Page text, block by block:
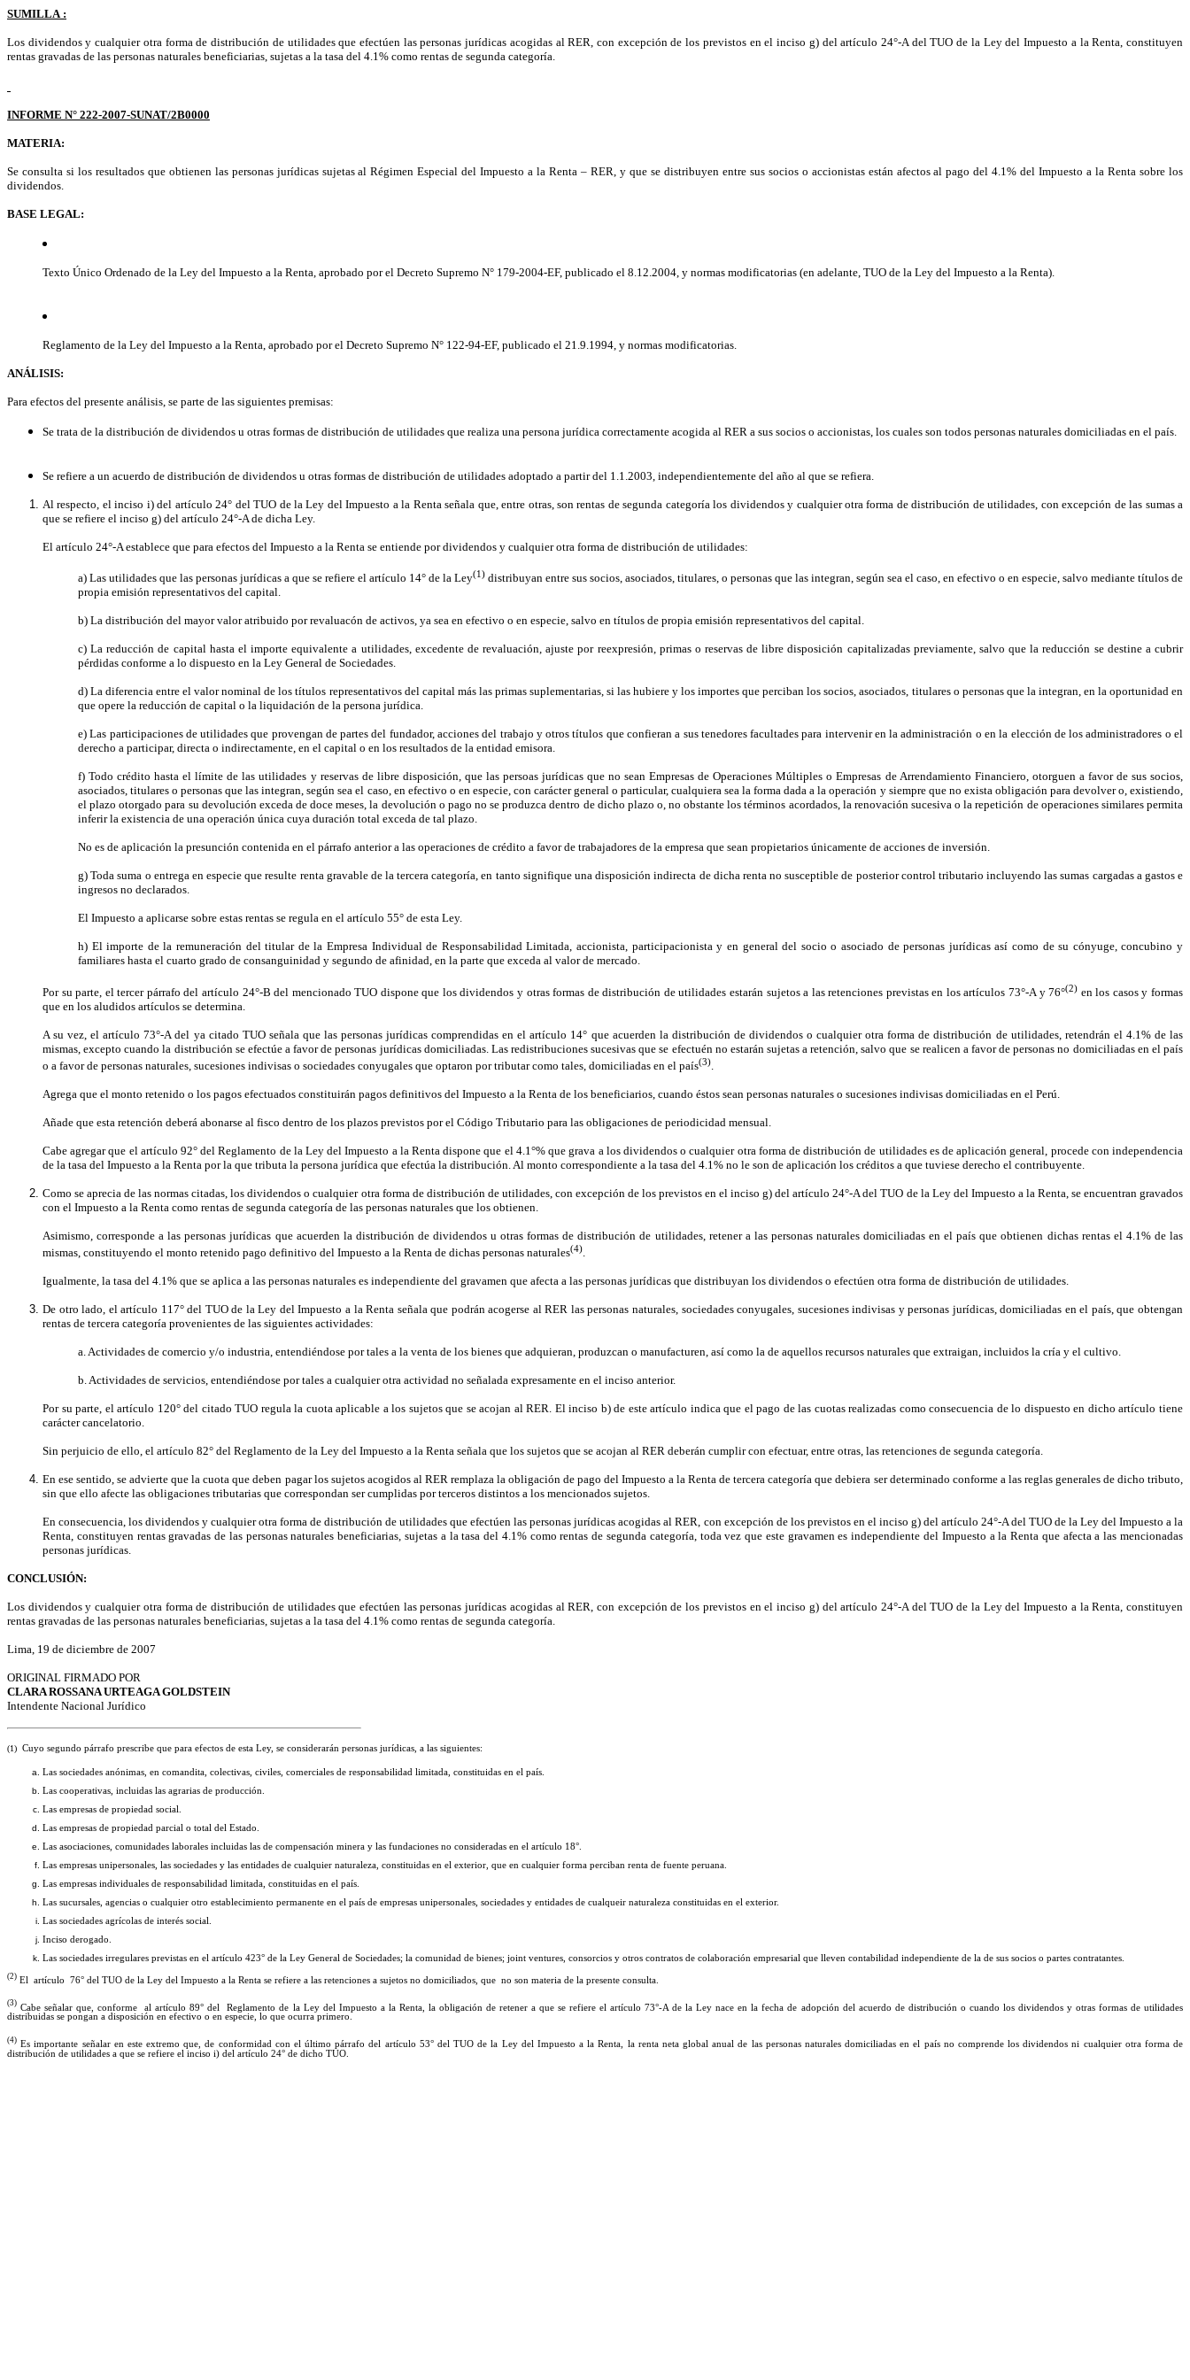
SUMILLA :
Los dividendos y cualquier otra forma de distribución de utilidades que efectúen las personas jurídicas acogidas al RER, con excepción de los previstos en el inciso g) del artículo 24°-A del TUO de la Ley del Impuesto a la Renta, constituyen
rentas gravadas de las personas naturales beneficiarias, sujetas a la tasa del 4.1% como rentas de segunda categoría.
INFORME N° 222-2007-SUNAT/2B0000
MATERIA:
Se consulta si los resultados que obtienen las personas jurídicas sujetas al Régimen Especial del Impuesto a la Renta – RER, y que se distribuyen entre sus socios o accionistas están afectos al pago del 4.1% del Impuesto a la Renta sobre los
dividendos.
BASE LEGAL:
Texto Único Ordenado de la Ley del Impuesto a la Renta, aprobado por el Decreto Supremo N° 179-2004-EF, publicado el 8.12.2004, y normas modificatorias (en adelante, TUO de la Ley del Impuesto a la Renta).
Reglamento de la Ley del Impuesto a la Renta, aprobado por el Decreto Supremo N° 122-94-EF, publicado el 21.9.1994, y normas modificatorias.
ANÁLISIS:
Para efectos del presente análisis, se parte de las siguientes premisas:
Se trata de la distribución de dividendos u otras formas de distribución de utilidades que realiza una persona jurídica correctamente acogida al RER a sus socios o accionistas, los cuales son todos personas naturales domiciliadas en el país.
Se refiere a un acuerdo de distribución de dividendos u otras formas de distribución de utilidades adoptado a partir del 1.1.2003, independientemente del año al que se refiera.
Al respecto, el inciso i) del artículo 24° del TUO de la Ley del Impuesto a la Renta señala que, entre otras, son rentas de segunda categoría los dividendos y cualquier otra forma de distribución de utilidades, con excepción de las sumas a
que se refiere el inciso g) del artículo 24°-A de dicha Ley.
El artículo 24°-A establece que para efectos del Impuesto a la Renta se entiende por dividendos y cualquier otra forma de distribución de utilidades:
a) Las utilidades que las personas jurídicas a que se refiere el artículo 14° de la Ley(1) distribuyan entre sus socios, asociados, titulares, o personas que las integran, según sea el caso, en efectivo o en especie, salvo mediante títulos de
propia emisión representativos del capital.
b) La distribución del mayor valor atribuido por revaluacón de activos, ya sea en efectivo o en especie, salvo en títulos de propia emisión representativos del capital.
c) La reducción de capital hasta el importe equivalente a utilidades, excedente de revaluación, ajuste por reexpresión, primas o reservas de libre disposición capitalizadas previamente, salvo que la reducción se destine a cubrir
pérdidas conforme a lo dispuesto en la Ley General de Sociedades.
d) La diferencia entre el valor nominal de los títulos representativos del capital más las primas suplementarias, si las hubiere y los importes que perciban los socios, asociados, titulares o personas que la integran, en la oportunidad en
que opere la reducción de capital o la liquidación de la persona jurídica.
e) Las participaciones de utilidades que provengan de partes del fundador, acciones del trabajo y otros títulos que confieran a sus tenedores facultades para intervenir en la administración o en la elección de los administradores o el
derecho a participar, directa o indirectamente, en el capital o en los resultados de la entidad emisora.
f) Todo crédito hasta el límite de las utilidades y reservas de libre disposición, que las persoas jurídicas que no sean Empresas de Operaciones Múltiples o Empresas de Arrendamiento Financiero, otorguen a favor de sus socios,
asociados, titulares o personas que las integran, según sea el caso, en efectivo o en especie, con carácter general o particular, cualquiera sea la forma dada a la operación y siempre que no exista obligación para devolver o, existiendo,
el plazo otorgado para su devolución exceda de doce meses, la devolución o pago no se produzca dentro de dicho plazo o, no obstante los términos acordados, la renovación sucesiva o la repetición de operaciones similares permita
inferir la existencia de una operación única cuya duración total exceda de tal plazo.
No es de aplicación la presunción contenida en el párrafo anterior a las operaciones de crédito a favor de trabajadores de la empresa que sean propietarios únicamente de acciones de inversión.
g) Toda suma o entrega en especie que resulte renta gravable de la tercera categoría, en tanto signifique una disposición indirecta de dicha renta no susceptible de posterior control tributario incluyendo las sumas cargadas a gastos e
ingresos no declarados.
El Impuesto a aplicarse sobre estas rentas se regula en el artículo 55° de esta Ley.
h) El importe de la remuneración del titular de la Empresa Individual de Responsabilidad Limitada, accionista, participacionista y en general del socio o asociado de personas jurídicas así como de su cónyuge, concubino y
familiares hasta el cuarto grado de consanguinidad y segundo de afinidad, en la parte que exceda al valor de mercado.
Por su parte, el tercer párrafo del artículo 24°-B del mencionado TUO dispone que los dividendos y otras formas de distribución de utilidades estarán sujetos a las retenciones previstas en los artículos 73°-A y 76°(2) en los casos y formas
que en los aludidos artículos se determina.
A su vez, el artículo 73°-A del ya citado TUO señala que las personas jurídicas comprendidas en el artículo 14° que acuerden la distribución de dividendos o cualquier otra forma de distribución de utilidades, retendrán el 4.1% de las
mismas, excepto cuando la distribución se efectúe a favor de personas jurídicas domiciliadas. Las redistribuciones sucesivas que se efectuén no estarán sujetas a retención, salvo que se realicen a favor de personas no domiciliadas en el país
o a favor de personas naturales, sucesiones indivisas o sociedades conyugales que optaron por tributar como tales, domiciliadas en el país(3)
Agrega que el monto retenido o los pagos efectuados constituirán pagos definitivos del Impuesto a la Renta de los beneficiarios, cuando éstos sean personas naturales o sucesiones indivisas domiciliadas en el Perú.
Añade que esta retención deberá abonarse al fisco dentro de los plazos previstos por el Código Tributario para las obligaciones de periodicidad mensual.
Cabe agregar que el artículo 92° del Reglamento de la Ley del Impuesto a la Renta dispone que el 4.1°% que grava a los dividendos o cualquier otra forma de distribución de utilidades es de aplicación general, procede con independencia
de la tasa del Impuesto a la Renta por la que tributa la persona jurídica que efectúa la distribución. Al monto correspondiente a la tasa del 4.1% no le son de aplicación los créditos a que tuviese derecho el contribuyente.
Como se aprecia de las normas citadas, los dividendos o cualquier otra forma de distribución de utilidades, con excepción de los previstos en el inciso g) del artículo 24°-A del TUO de la Ley del Impuesto a la Renta, se encuentran gravados
con el Impuesto a la Renta como rentas de segunda categoría de las personas naturales que los obtienen.
Asimismo, corresponde a las personas jurídicas que acuerden la distribución de dividendos u otras formas de distribución de utilidades, retener a las personas naturales domiciliadas en el país que obtienen dichas rentas el 4.1% de las
mismas, constituyendo el monto retenido pago definitivo del Impuesto a la Renta de dichas personas naturales(4).
Igualmente, la tasa del 4.1% que se aplica a las personas naturales es independiente del gravamen que afecta a las personas jurídicas que distribuyan los dividendos o efectúen otra forma de distribución de utilidades.
De otro lado, el artículo 117° del TUO de la Ley del Impuesto a la Renta señala que podrán acogerse al RER las personas naturales, sociedades conyugales, sucesiones indivisas y personas jurídicas, domiciliadas en el país, que obtengan
rentas de tercera categoría provenientes de las siguientes actividades:
a. Actividades de comercio y/o industria, entendiéndose por tales a la venta de los bienes que adquieran, produzcan o manufacturen, así como la de aquellos recursos naturales que extraigan, incluidos la cría y el cultivo.
b. Actividades de servicios, entendiéndose por tales a cualquier otra actividad no señalada expresamente en el inciso anterior.
Por su parte, el artículo 120° del citado TUO regula la cuota aplicable a los sujetos que se acojan al RER. El inciso b) de este artículo indica que el pago de las cuotas realizadas como consecuencia de lo dispuesto en dicho artículo tiene
carácter cancelatorio.
Sin perjuicio de ello, el artículo 82° del Reglamento de la Ley del Impuesto a la Renta señala que los sujetos que se acojan al RER deberán cumplir con efectuar, entre otras, las retenciones de segunda categoría.
En ese sentido, se advierte que la cuota que deben pagar los sujetos acogidos al RER remplaza la obligación de pago del Impuesto a la Renta de tercera categoría que debiera ser determinado conforme a las reglas generales de dicho tributo,
sin que ello afecte las obligaciones tributarias que correspondan ser cumplidas por terceros distintos a los mencionados sujetos.
En consecuencia, los dividendos y cualquier otra forma de distribución de utilidades que efectúen las personas jurídicas acogidas al RER, con excepción de los previstos en el inciso g) del artículo 24°-A del TUO de la Ley del Impuesto a la
Renta, constituyen rentas gravadas de las personas naturales beneficiarias, sujetas a la tasa del 4.1% como rentas de segunda categoría, toda vez que este gravamen es independiente del Impuesto a la Renta que afecta a las mencionadas
personas jurídicas.
CONCLUSIÓN:
Los dividendos y cualquier otra forma de distribución de utilidades que efectúen las personas jurídicas acogidas al RER, con excepción de los previstos en el inciso g) del artículo 24°-A del TUO de la Ley del Impuesto a la Renta, constituyen
rentas gravadas de las personas naturales beneficiarias, sujetas a la tasa del 4.1% como rentas de segunda categoría.
Lima, 19 de diciembre de 2007
ORIGINAL FIRMADO POR
CLARA ROSSANA URTEAGA GOLDSTEIN
Intendente Nacional Jurídico
(1) Cuyo segundo párrafo prescribe que para efectos de esta Ley, se considerarán personas jurídicas, a las siguientes:
Las sociedades anónimas, en comandita, colectivas, civiles, comerciales de responsabilidad limitada, constituidas en el país.
Las cooperativas, incluidas las agrarias de producción.
Las empresas de propiedad social.
Las empresas de propiedad parcial o total del Estado.
Las asociaciones, comunidades laborales incluidas las de compensación minera y las fundaciones no consideradas en el artículo 18°.
Las empresas unipersonales, las sociedades y las entidades de cualquier naturaleza, constituidas en el exterior, que en cualquier forma perciban renta de fuente peruana.
Las empresas individuales de responsabilidad limitada, constituidas en el país.
Las sucursales, agencias o cualquier otro establecimiento permanente en el país de empresas unipersonales, sociedades y entidades de cualqueir naturaleza constituidas en el exterior.
Las sociedades agrícolas de interés social.
Inciso derogado.
Las sociedades irregulares previstas en el artículo 423° de la Ley General de Sociedades; la comunidad de bienes; joint ventures, consorcios y otros contratos de colaboración empresarial que lleven contabilidad independiente de la de sus socios o partes contratantes.
(2) El artículo 76° del TUO de la Ley del Impuesto a la Renta se refiere a las retenciones a sujetos no domiciliados, que no son materia de la presente consulta.
(3) Cabe señalar que, conforme al artículo 89° del Reglamento de la Ley del Impuesto a la Renta, la obligación de retener a que se refiere el artículo 73°-A de la Ley nace en la fecha de adopción del acuerdo de distribución o cuando los dividendos y otras formas de utilidades
distribuidas se pongan a disposición en efectivo o en especie, lo que ocurra primero.
(4) Es importante señalar en este extremo que, de conformidad con el último párrafo del artículo 53° del TUO de la Ley del Impuesto a la Renta, la renta neta global anual de las personas naturales domiciliadas en el país no comprende los dividendos ni cualquier otra forma de
distribución de utilidades a que se refiere el inciso i) del artículo 24° de dicho TUO.